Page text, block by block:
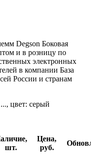
Degson Боковая
и в розницу по
электронных
в компании База
России и странам
цвет: серый
шт.
Цена,
руб.